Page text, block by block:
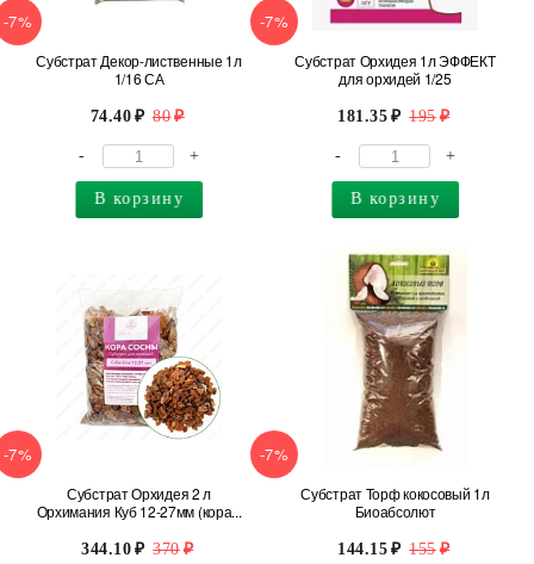
-7%
Субстрат Декор-лиственные 1л
1/16 СА
74.40 80
- +
В корзину
-7%
Субстрат Орхидея 1л ЭФФЕКТ
для орхидей 1/25
181.35 195
- +
В корзину
-7%
Субстрат Орхидея 2 л
Орхимания Куб 12-27мм (кора...
344.10 370
-7%
Субстрат Торф кокосовый 1л
Биоабсолют
144.15 155